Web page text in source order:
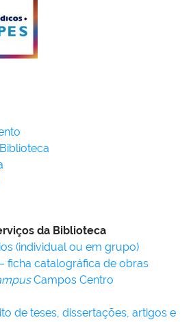
da Biblioteca
(individual ou em grupo)
ficha catalográfica de obras
Campos Centro
de teses, dissertações, artigos e